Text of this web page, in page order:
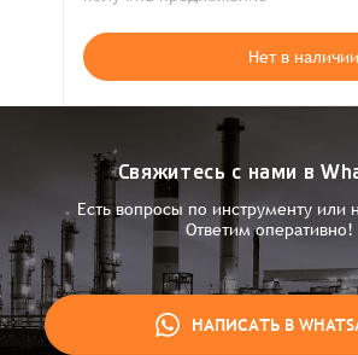
Нет в наличии
Свяжитесь с нами в
Есть вопросы по инструменту или
Ответим оперативно!
НАПИСАТЬ В